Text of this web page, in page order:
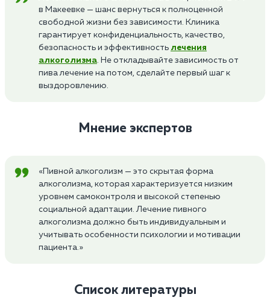
в Макеевке — шанс вернуться к полноценной
свободной жизни без зависимости. Клиника
гарантирует конфиденциальность, качество,
безопасность и эффективность лечения
алкоголизма. Не откладывайте зависимость от
пива лечение на потом, сделайте первый шаг к
выздоровлению.
Мнение экспертов
«Пивной алкоголизм — это скрытая форма
алкоголизма, которая характеризуется низким
уровнем самоконтроля и высокой степенью
социальной адаптации. Лечение пивного
алкоголизма должно быть индивидуальным и
учитывать особенности психологии и мотивации
пациента.»
Список литературы